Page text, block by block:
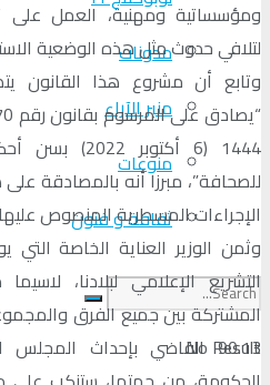
مدونات
منبر الآراء
منوعات
ثقافة و فنون
No Result
ومؤسساتية ومهنية، العمل على
لتلافي حدوث مثل هذه الوضعية
وتابع أن مشروع هذا القانون
1444 (6
للصحافة”، مبرزا أنه بالمصادقة
الإجراءات المسطرية المنصوص عليها في الفصل
وثمن الوزير العناية الخاصة
التشريع الإعلامي لبلادنا،
المشتركة بين جميع الفرق
90.13 القاضي بإحداث